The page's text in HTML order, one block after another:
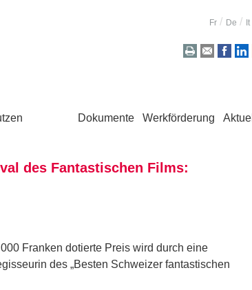
Fr De It
Dokumente Werkförderung Aktuell
des Fantastischen Films:
Franken dotierte Preis wird durch eine
des „Besten Schweizer fantastischen